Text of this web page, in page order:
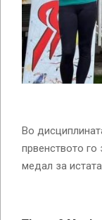
Во
првенството
медал за